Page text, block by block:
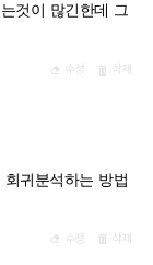
것이 많긴한데 그
수정 삭제
귀분석하는 방법
수정 삭제